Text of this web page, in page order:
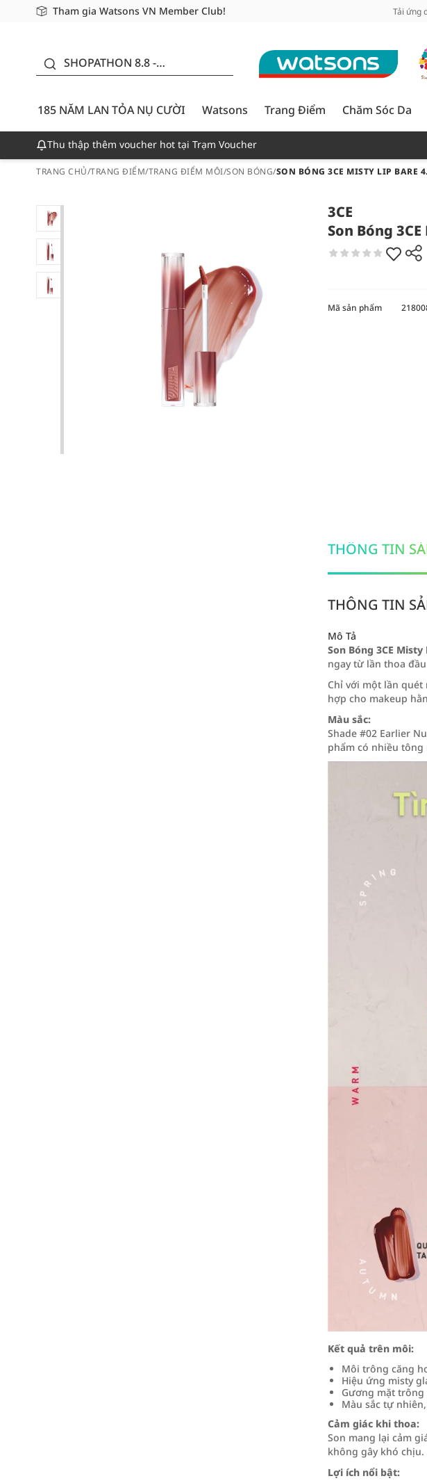
Tham gia Watsons VN Member Club!
Miễn phí giao hàng cho đơn hàng từ 249,000Đ
Giao hàng nhanh 24h - Áp dụng khu vực TP. Hồ Chí Minh Tải ứng
SHOPATHON 8.8 -
CƯỜI - GIẢM ĐẾN
50%
185 NĂM LAN TỎA NỤ CƯỜI
Watsons Trang Điểm Chăm Sóc Da
Thu thập thêm voucher hot tại Trạm Voucher
TRANG CHỦ/TRANG ĐIỂM/TRANG ĐIỂM MÔI/SON BÓNG/SON BÓNG 3CE MISTY LIP BARE
3CE
Son Bóng
Mã sản phẩm
THÔNG TIN
THÔNG TIN
Mô Tả
Son Bóng 3CE
ngay từ lần thoa
Chỉ với một lần
hợp cho makeup
Màu sắc:
Shade #02 Earlier
phẩm có nhiều
Kết quả trên môi:
Môi trông căng
Hiệu ứng misty
Gương mặt
Màu sắc tự
Cảm giác khi thoa:
Son mang lại cảm
không gây khó chịu.
Lợi ích nổi bật: